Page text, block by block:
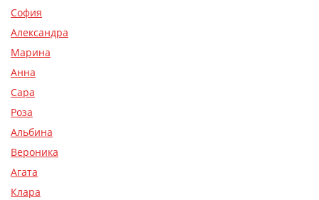
София
Александра
Марина
Анна
Сара
Роза
Альбина
Вероника
Агата
Клара